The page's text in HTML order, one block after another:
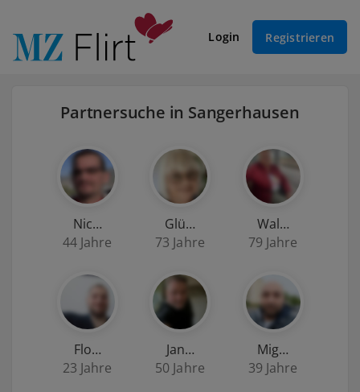
Login Registrieren
Partnersuche in Sangerhausen
Nic…
44 Jahre
Glü…
73 Jahre
Wal…
79 Jahre
Flo…
23 Jahre
Jan…
50 Jahre
Mig…
39 Jahre